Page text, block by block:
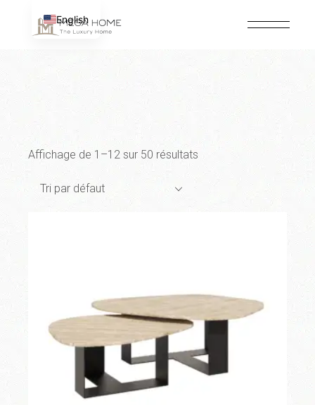
contenu
Affichage de 1–12 sur 50 résultats
Tri par défaut
English